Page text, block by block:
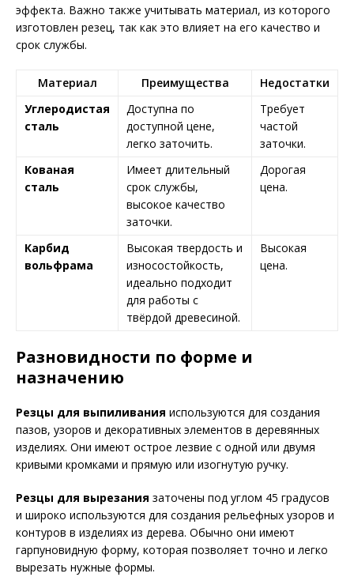
эффекта. Важно также учитывать материал, из которого
изготовлен резец, так как это влияет на его качество и
срок службы.
Материал Преимущества
Недостатки
Углеродистая
сталь
Доступна по
доступной цене,
легко заточить.
Требует
частой
заточки.
Кованая
сталь
Имеет длительный
срок службы,
высокое качество
заточки.
Дорогая
цена.
Карбид
вольфрама
Высокая твердость и
износостойкость,
идеально подходит
для работы с
твёрдой древесиной.
Высокая
цена.
Разновидности по форме и
назначению
Резцы для выпиливания используются для создания
пазов, узоров и декоративных элементов в деревянных
изделиях. Они имеют острое лезвие с одной или двумя
кривыми кромками и прямую или изогнутую ручку.
Резцы для вырезания заточены под углом 45 градусов
и широко используются для создания рельефных узоров и
контуров в изделиях из дерева. Обычно они имеют
гарпуновидную форму, которая позволяет точно и легко
вырезать нужные формы.